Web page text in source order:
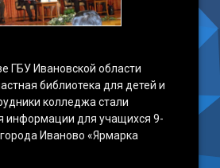
ГБУ Ивановской области
библиотека для детей и
колледжа стали
информации для учащихся 9-
Иваново «Ярмарка